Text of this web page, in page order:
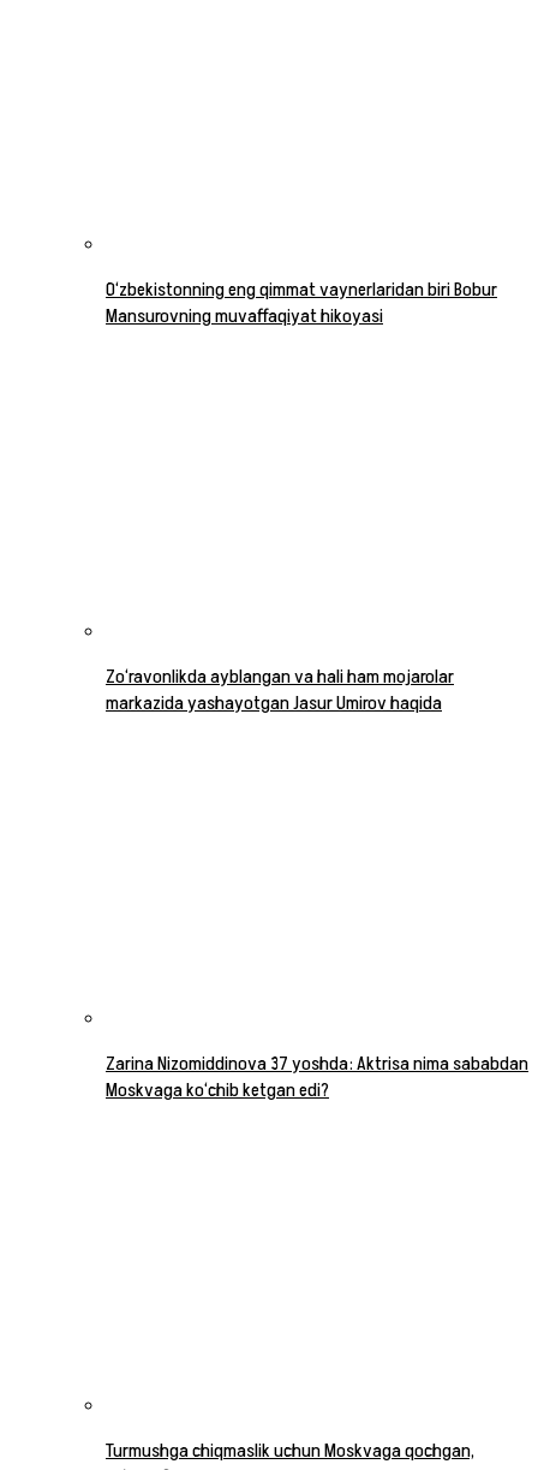
O‘zbekistonning eng qimmat vaynerlaridan biri Bobur
Mansurovning muvaffaqiyat hikoyasi
Zo‘ravonlikda ayblangan va hali ham mojarolar
markazida yashayotgan Jasur Umirov haqida
Zarina Nizomiddinova 37 yoshda: Aktrisa nima sababdan
Moskvaga ko‘chib ketgan edi?
Turmushga chiqmaslik uchun Moskvaga qochgan,